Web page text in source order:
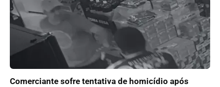
Comerciante sofre tentativa de homicídio após